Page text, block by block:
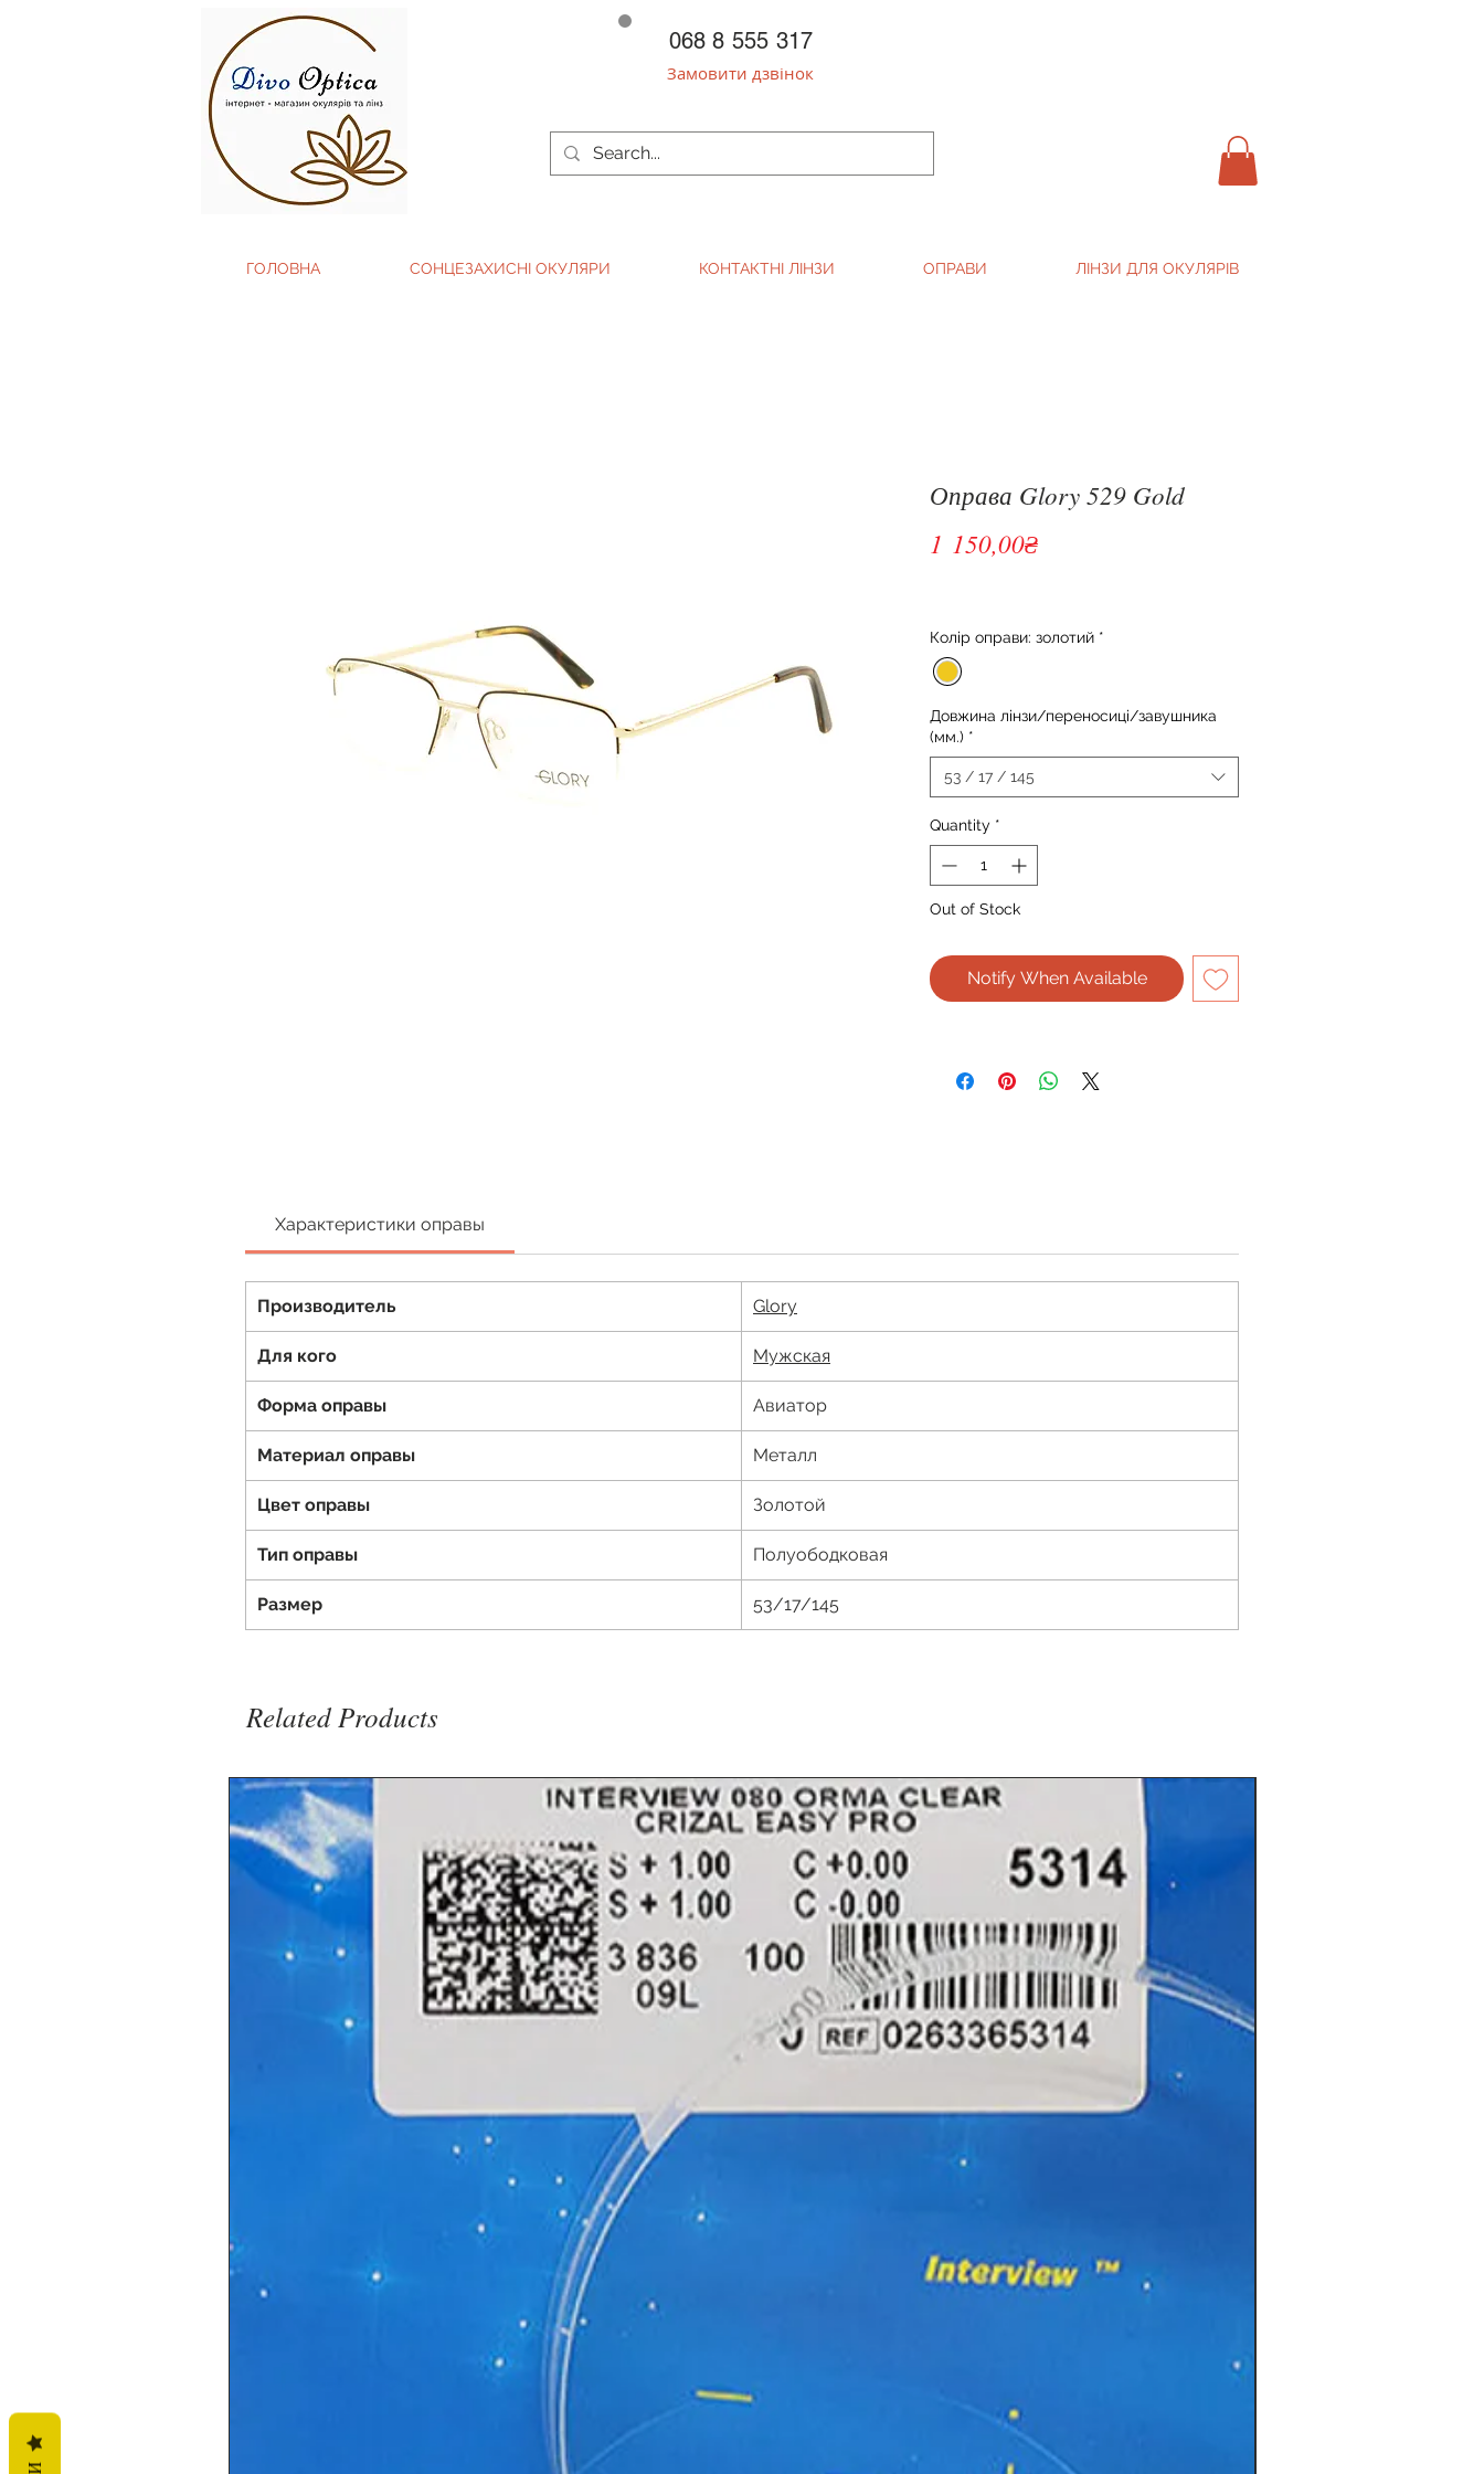
068 8 555 317
Замовити дзвінок
ГОЛОВНА СОНЦЕЗАХИСНІ ОКУЛЯРИ КОНТАКТНІ ЛІНЗИ ОПРАВИ ЛІНЗИ ДЛЯ ОКУЛЯРІВ
Оправа Glory 529 Gold
1 150,00₴Price
Колір оправи: золотий *
Довжина лінзи/переносиці/завушника
(мм.) *
53 / 17 / 145
Quantity *
Out of Stock
Notify When Available
Характеристики оправы
Производитель Glory
Для кого Мужская
Форма оправы Авиатор
Материал оправы Металл
Цвет оправы Золотой
Тип оправы Полуободковая
Размер 53/17/145
Related Products